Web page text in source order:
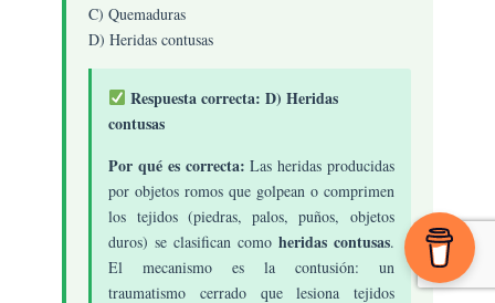
C) Quemaduras
D) Heridas contusas
Respuesta correcta: D) Heridas
contusas
Por qué es correcta: Las heridas producidas
por objetos romos que golpean o comprimen
los tejidos (piedras, palos, puños, objetos
duros) se clasifican como heridas contusas.
El mecanismo es la contusión: un
traumatismo cerrado que lesiona tejidos